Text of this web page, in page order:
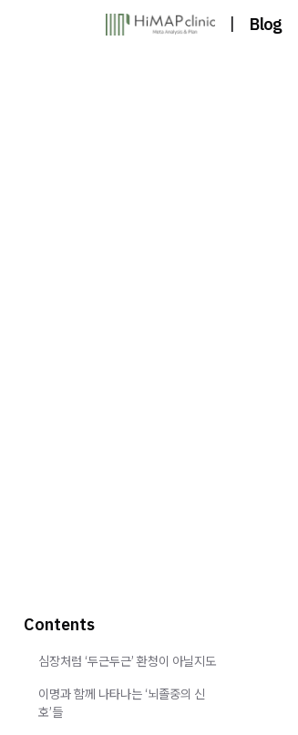
| Blog
Contents
심장처럼 ‘두근두근’ 환청이 아닐지도
이명과 함께 나타나는 ‘뇌졸중의 신
호’들